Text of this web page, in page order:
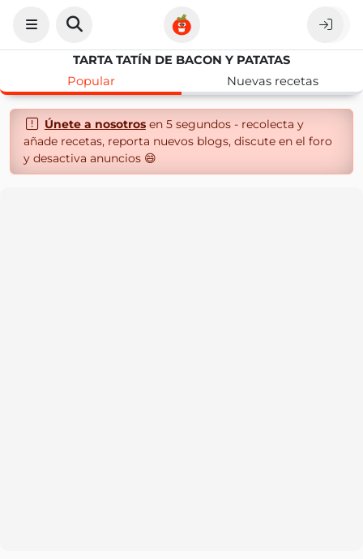
TARTA TATÍN DE BACON Y PATATAS
Popular
Nuevas recetas
Únete a nosotrosen 5 segundos - recolecta y
añade recetas, reporta nuevos blogs, discute en el foro
y desactiva anuncios 😄